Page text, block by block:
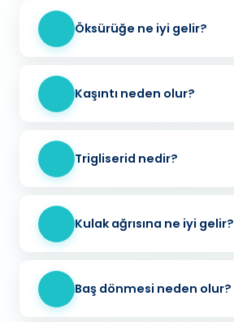
Öksürüğe ne iyi gelir?
Kaşıntı neden olur?
Trigliserid nedir?
Kulak ağrısına ne iyi gelir?
Baş dönmesi neden olur?